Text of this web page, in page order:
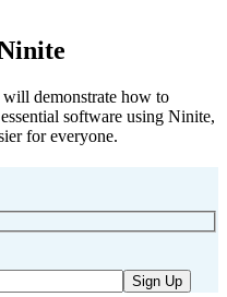
will demonstrate how to
software using Ninite,
for everyone.